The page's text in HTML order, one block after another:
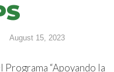
August 15, 2023
Programa “Apoyando la